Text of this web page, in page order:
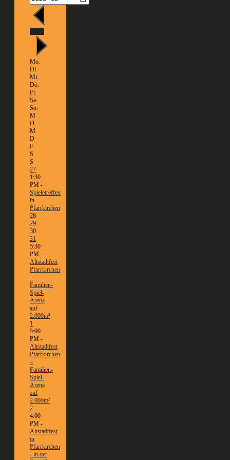
Mo.
Di.
Mi.
Do.
Fr.
Sa.
So.
M
D
M
D
F
S
S
27
1:30
PM -
Spieletreffen
in
Pfarrkirchen
28
29
30
31
5:30
PM -
Altstadtfest
Pfarrkirchen
–
Familien-
Spiel-
Arena
auf
2.000m²
1
5:00
PM -
Altstadtfest
Pfarrkirchen
–
Familien-
Spiel-
Arena
auf
2.000m²
2
4:00
PM -
Altstadtfest
in
Pfarrkirchen
- in der